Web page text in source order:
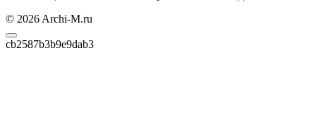
© 2026 Archi-M.ru
cb2587b3b9e9dab3